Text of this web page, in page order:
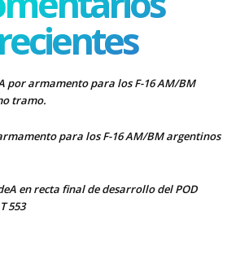
recientes
por armamento para los F-16 AM/BM
tramo.
para los F-16 AM/BM argentinos
en recta final de desarrollo del POD
553